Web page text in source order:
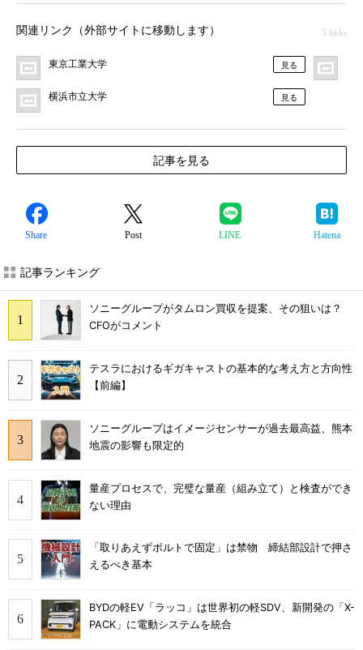
関連リンク（外部サイトに移動します） 3 links
東京工業大学 見る
横浜市立大学 見る
記事を見る
Share Post LINE Hatena
記事ランキング
ソニーグループがタムロン買収を提案、その狙いは？
CFOがコメント
テスラにおけるギガキャストの基本的な考え方と方向性
【前編】
ソニーグループはイメージセンサーが過去最高益、熊本
地震の影響も限定的
量産プロセスで、完璧な量産（組み立て）と検査ができ
ない理由
「取りあえずボルトで固定」は禁物 締結部設計で押さ
えるべき基本
BYDの軽EV「ラッコ」は世界初の軽SDV、新開発の「X-
PACK」に電動システムを統合